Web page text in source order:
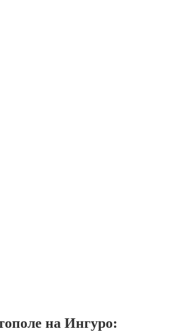
на Ингуро: